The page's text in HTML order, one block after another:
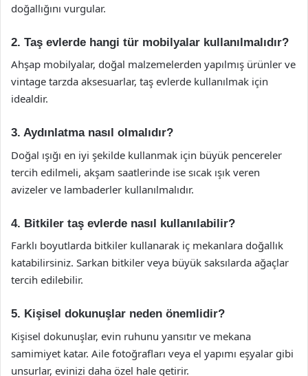
doğallığını vurgular.
2. Taş evlerde hangi tür mobilyalar kullanılmalıdır?
Ahşap mobilyalar, doğal malzemelerden yapılmış ürünler ve
vintage tarzda aksesuarlar, taş evlerde kullanılmak için
idealdir.
3. Aydınlatma nasıl olmalıdır?
Doğal ışığı en iyi şekilde kullanmak için büyük pencereler
tercih edilmeli, akşam saatlerinde ise sıcak ışık veren
avizeler ve lambaderler kullanılmalıdır.
4. Bitkiler taş evlerde nasıl kullanılabilir?
Farklı boyutlarda bitkiler kullanarak iç mekanlara doğallık
katabilirsiniz. Sarkan bitkiler veya büyük saksılarda ağaçlar
tercih edilebilir.
5. Kişisel dokunuşlar neden önemlidir?
Kişisel dokunuşlar, evin ruhunu yansıtır ve mekana
samimiyet katar. Aile fotoğrafları veya el yapımı eşyalar gibi
unsurlar, evinizi daha özel hale getirir.